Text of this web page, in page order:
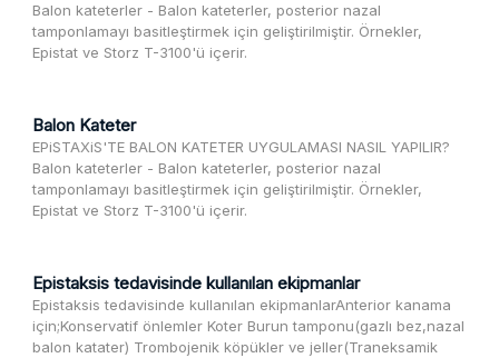
Balon kateterler - Balon kateterler, posterior nazal
tamponlamayı basitleştirmek için geliştirilmiştir. Örnekler,
Epistat ve Storz T-3100'ü içerir.
Balon Kateter
EPiSTAXiS'TE BALON KATETER UYGULAMASI NASIL YAPILIR?
Balon kateterler - Balon kateterler, posterior nazal
tamponlamayı basitleştirmek için geliştirilmiştir. Örnekler,
Epistat ve Storz T-3100'ü içerir.
Epistaksis tedavisinde kullanılan ekipmanlar
Epistaksis tedavisinde kullanılan ekipmanlarAnterior kanama
için;Konservatif önlemler Koter Burun tamponu(gazlı bez,nazal
balon katater) Trombojenik köpükler ve jeller(Traneksamik